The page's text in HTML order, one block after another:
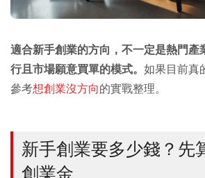
適合新手創業的方向，不一定是熱門產
行且市場願意買單的模式。 如果目前真
參考想創業沒方向的實戰整理。
新手創業要多少錢？先
創業金